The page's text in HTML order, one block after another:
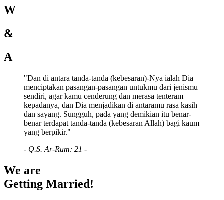
W
&
A
"Dan di antara tanda-tanda (kebesaran)-Nya ialah Dia
menciptakan pasangan-pasangan untukmu dari jenismu
sendiri, agar kamu cenderung dan merasa tenteram
kepadanya, dan Dia menjadikan di antaramu rasa kasih
dan sayang. Sungguh, pada yang demikian itu benar-
benar terdapat tanda-tanda (kebesaran Allah) bagi kaum
yang berpikir."
- Q.S. Ar-Rum: 21 -
We are
Getting Married!